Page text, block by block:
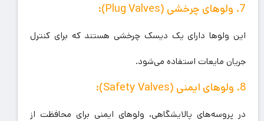
7. ولوهای چرخشی (Plug Valves):
این ولوها دارای یک دیسک چرخشی هستند که برای کنترل
جریان مایعات استفاده می‌شود.
8. ولوهای ایمنی (Safety Valves):
در پروسه‌های پالایشگاهی، ولوهای ایمنی برای محافظت از